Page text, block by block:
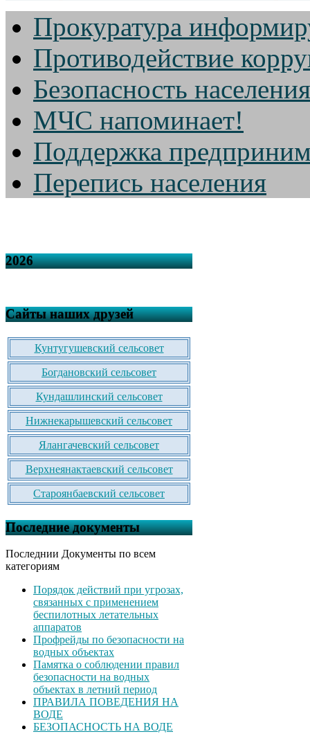
Прокуратура
Противодействие
Безопасность населения
МЧС напоминает!
Поддержка
Перепись населения
2026
Сайты наших друзей
Кунтугушевский сельсовет
Богдановский сельсовет
Кундашлинский сельсовет
Нижнекарышевский сельсовет
Ялангачевский сельсовет
Верхнеянактаевский сельсовет
Староянбаевский сельсовет
Последние документы
Последнии Документы по всем
категориям
Порядок действий при угрозах,
связанных с применением
беспилотных летательных
аппаратов
Профрейды по безопасности на
водных объектах
Памятка о соблюдении правил
безопасности на водных
объектах в летний период
ПРАВИЛА ПОВЕДЕНИЯ НА
ВОДЕ
БЕЗОПАСНОСТЬ НА ВОДЕ